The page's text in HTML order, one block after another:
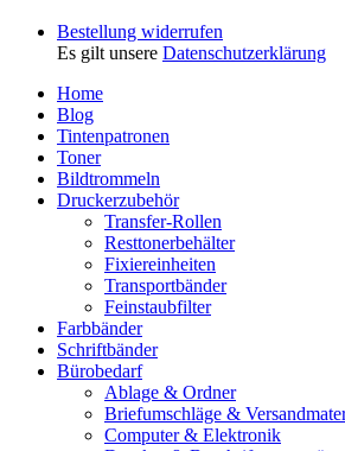
Bestellung widerrufen
Es gilt unsere Datenschutzerklärung
Home
Blog
Tintenpatronen
Toner
Bildtrommeln
Druckerzubehör
Transfer-Rollen
Resttonerbehälter
Fixiereinheiten
Transportbänder
Feinstaubfilter
Farbbänder
Schriftbänder
Bürobedarf
Ablage & Ordner
Briefumschläge &
Computer & Elektronik